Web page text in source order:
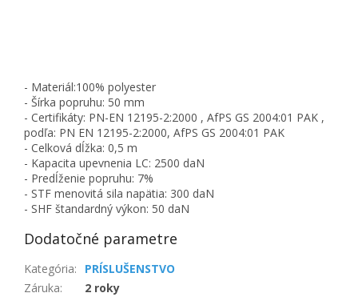
- Materiál:100% polyester
- Šírka popruhu: 50 mm
- Certifikáty: PN-EN 12195-2:2000 , AfPS GS 2004:01 PAK ,
podľa: PN EN 12195-2:2000, AfPS GS 2004:01 PAK
- Celková dĺžka: 0,5 m
- Kapacita upevnenia LC: 2500 daN
- Predĺženie popruhu: 7%
- STF menovitá sila napätia: 300 daN
- SHF štandardný výkon: 50 daN
Dodatočné parametre
Kategória:
PRÍSLUŠENSTVO
Záruka:
2 roky